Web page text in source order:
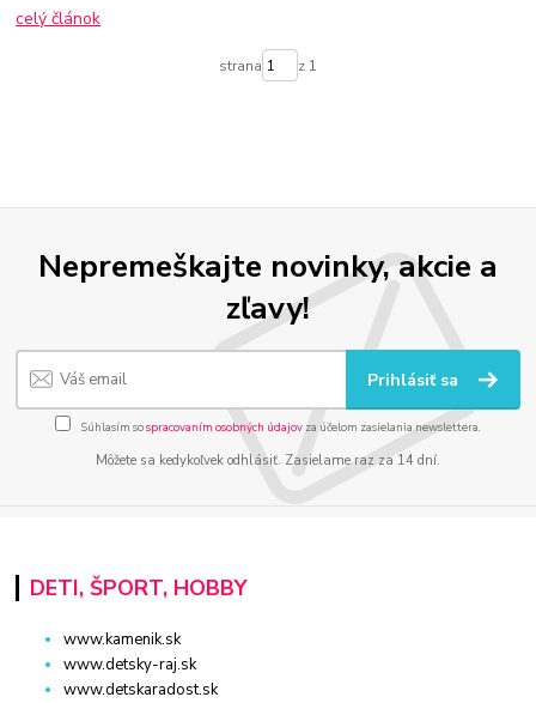
celý článok
strana z 1
Nepremeškajte novinky, akcie a
zľavy!
Prihlásiť sa
Súhlasím sospracovaním osobných údajov za účelom zasielania newslettera.
Môžete sa kedykoľvek odhlásiť. Zasielame raz za 14 dní.
DETI, ŠPORT, HOBBY
www.kamenik.sk
www.detsky-raj.sk
www.detskaradost.sk